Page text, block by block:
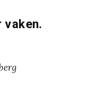
vaken.